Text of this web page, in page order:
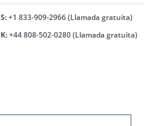
+1 833-909-2966 (Llamada gratuita)
+44 808-502-0280 (Llamada gratuita)